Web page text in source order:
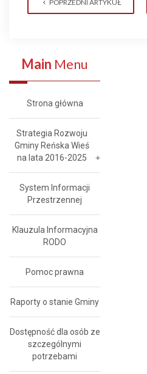
POPRZEDNI ARTYKUŁ
Main Menu
Strona główna
Strategia Rozwoju
Gminy Reńska Wieś
na lata 2016-2025
System Informacji
Przestrzennej
Klauzula Informacyjna
RODO
Pomoc prawna
Raporty o stanie Gminy
Dostępność dla osób ze
szczególnymi
potrzebami